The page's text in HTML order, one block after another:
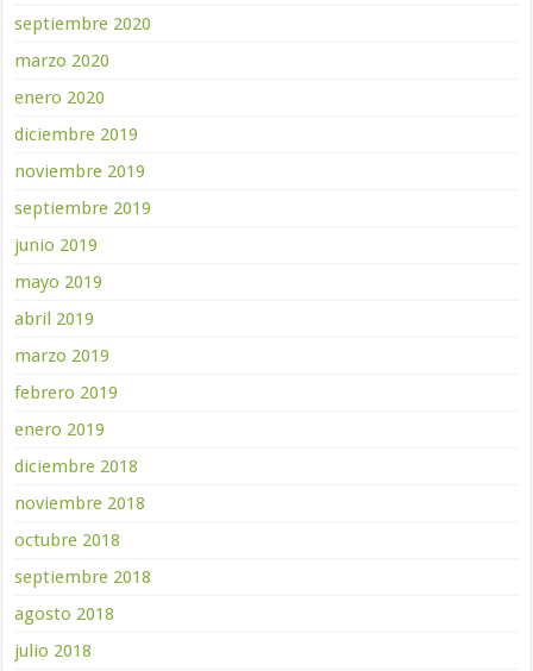
septiembre 2020
marzo 2020
enero 2020
diciembre 2019
noviembre 2019
septiembre 2019
junio 2019
mayo 2019
abril 2019
marzo 2019
febrero 2019
enero 2019
diciembre 2018
noviembre 2018
octubre 2018
septiembre 2018
agosto 2018
julio 2018